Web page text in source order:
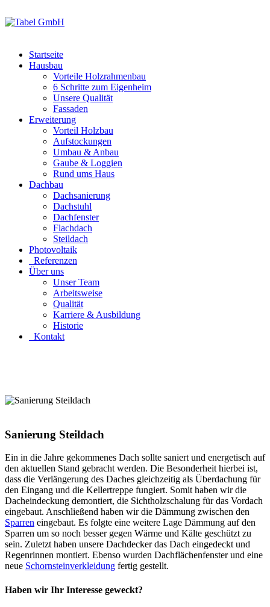
Startseite
Hausbau
Vorteile Holzrahmenbau
6 Schritte zum Eigenheim
Unsere Qualität
Fassaden
Erweiterung
Vorteil Holzbau
Aufstockungen
Umbau & Anbau
Gaube & Loggien
Rund ums Haus
Dachbau
Dachsanierung
Dachstuhl
Dachfenster
Flachdach
Steildach
Photovoltaik
Referenzen
Über uns
Unser Team
Arbeitsweise
Qualität
Karriere & Ausbildung
Historie
Kontakt
Sanierung Steildach
Ein in die Jahre gekommenes Dach sollte saniert und energetisch auf
den aktuellen Stand gebracht werden. Die Besonderheit hierbei ist,
dass die Verlängerung des Daches gleichzeitig als Überdachung für
den Eingang und die Kellertreppe fungiert. Somit haben wir die
Dacheindeckung demontiert, die Sichtholzschalung für das Vordach
eingebaut. Anschließend haben wir die Dämmung zwischen den
Sparren eingebaut. Es folgte eine weitere Lage Dämmung auf den
Sparren um so noch besser gegen Wärme und Kälte geschützt zu
sein. Zuletzt haben unsere Dachdecker das Dach eingedeckt und
Regenrinnen montiert. Ebenso wurden Dachflächenfenster und eine
neue Schornsteinverkleidung fertig gestellt.
Haben wir Ihr Interesse geweckt?